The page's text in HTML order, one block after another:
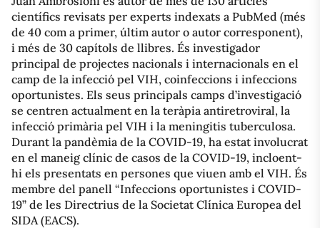
científics revisats per experts indexats a PubMed (més
de 40 com a primer, últim autor o autor corresponent),
i més de 30 capítols de llibres. És investigador
principal de projectes nacionals i internacionals en el
camp de la infecció pel VIH, coinfeccions i infeccions
oportunistes. Els seus principals camps d’investigació
se centren actualment en la teràpia antiretroviral, la
infecció primària pel VIH i la meningitis tuberculosa.
Durant la pandèmia de la COVID-19, ha estat involucrat
en el maneig clínic de casos de la COVID-19, incloent-
hi els presentats en persones que viuen amb el VIH. És
membre del panell “Infeccions oportunistes i COVID-
19” de les Directrius de la Societat Clínica Europea del
SIDA (EACS).